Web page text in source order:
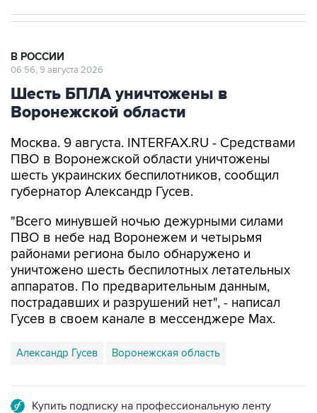
В РОССИИ
06:56, 9 августа 2026
Шесть БПЛА уничтожены в
Воронежской области
Москва. 9 августа. INTERFAX.RU - Средствами
ПВО в Воронежской области уничтожены
шесть украинских беспилотников, сообщил
губернатор Александр Гусев.
"Всего минувшей ночью дежурными силами
ПВО в небе над Воронежем и четырьмя
районами региона было обнаружено и
уничтожено шесть беспилотных летательных
аппаратов. По предварительным данным,
пострадавших и разрушений нет", - написал
Гусев в своем канале в мессенджере Max.
Александр Гусев Воронежская область
Купить подписку на профессиональную ленту